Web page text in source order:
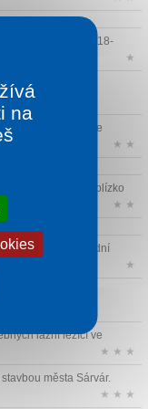
letoviska a 18-
★
u obce Szeleste
★ ★
ležící blízko
★ ★
významnou přírodní
★
lázní ležící ve
★ ★ ★
města Sárvár.
★ ★ ★
na